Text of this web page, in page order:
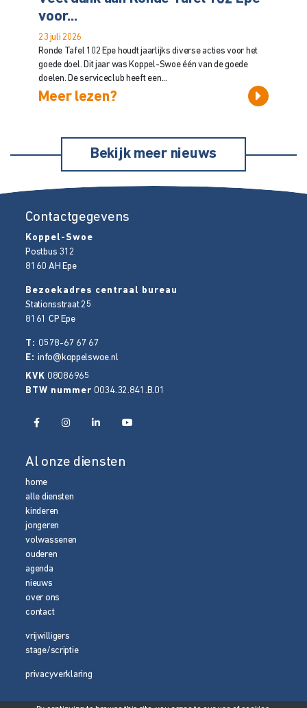
voor...
23 juli 2026
Ronde Tafel 102 Epe houdt jaarlijks diverse acties voor het
goede doel. Dit jaar was Koppel-Swoe één van de goede
doelen. De serviceclub heeft een...
Meer lezen?
Bekijk meer nieuws
Contactgegevens
Koppel-Swoe
Postbus 312
8160 AH Epe
Bezoekadres centraal bureau
Stationsstraat 25
8161 CP Epe
T: 0578-67 67 67
E:info@koppelswoe.nl
KVK 08086965
BTW nummer 0034.32.841.B.01
Al onze diensten
home
alle diensten
kinderen
jongeren
volwassenen
ouderen
agenda
nieuws
over ons
contact
vrijwilligers
stage/scriptie
privacyverklaring